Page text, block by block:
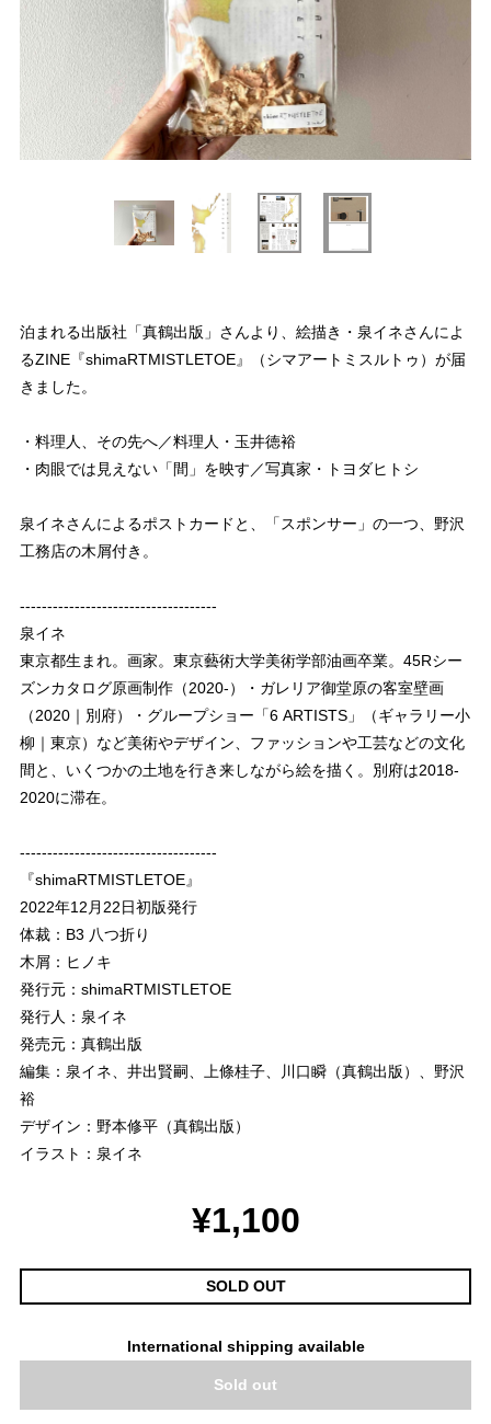
泊まれる出版社「真鶴出版」さんより、絵描き・泉イネさんによ
るZINE『shimaRTMISTLETOE』（シマアートミスルトゥ）が届
きました。
・料理人、その先へ／料理人・玉井徳裕
・肉眼では見えない「間」を映す／写真家・トヨダヒトシ
泉イネさんによるポストカードと、「スポンサー」の一つ、野沢
工務店の木屑付き。
------------------------------------
泉イネ
東京都生まれ。画家。東京藝術大学美術学部油画卒業。45Rシー
ズンカタログ原画制作（2020-）・ガレリア御堂原の客室壁画
（2020｜別府）・グループショー「6 ARTISTS」（ギャラリー小
柳｜東京）など美術やデザイン、ファッションや工芸などの文化
間と、いくつかの土地を行き来しながら絵を描く。別府は2018-
2020に滞在。
------------------------------------
『shimaRTMISTLETOE』
2022年12月22日初版発行
体裁：B3 八つ折り
木屑：ヒノキ
発行元：shimaRTMISTLETOE
発行人：泉イネ
発売元：真鶴出版
編集：泉イネ、井出賢嗣、上條桂子、川口瞬（真鶴出版）、野沢
裕
デザイン：野本修平（真鶴出版）
イラスト：泉イネ
¥1,100
SOLD OUT
International shipping available
Sold out